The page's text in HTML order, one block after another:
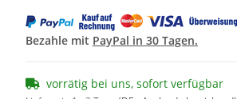
Bezahle mit PayPal in 30 Tagen.
vorrätig bei uns, sofort verfügbar